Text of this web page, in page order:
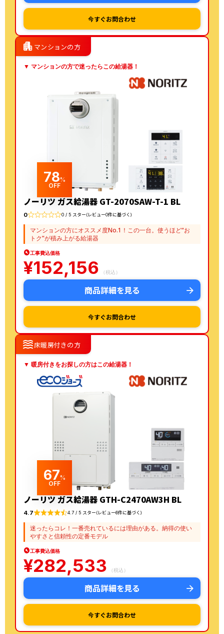
今すぐお問合わせ
apartment マンションの方
▼ マンションの方で迷ったらこの給湯器！
78%
OFF
ノーリツ ガス給湯器 GT-2070SAW-T-1 BL
0 0 / 5 スター(レビュー0件に基づく)
マンションの方にオススメ度No.1！この一台。使うほど“お
トク”が積み上がる給湯器
工事費込価格
¥152,156 （税込）
商品詳細を見る
今すぐお問合わせ
waves床暖房付きの方
▼ 暖房付きをお探しの方はこの給湯器！
67%
OFF
ノーリツ ガス給湯器 GTH-C2470AW3H BL
4.7 4.7 / 5 スター(レビュー6件に基づく)
迷ったらコレ！一番売れているには理由がある。納得の使い
やすさと信頼性の定番モデル
工事費込価格
¥282,533 （税込）
商品詳細を見る
今すぐお問合わせ